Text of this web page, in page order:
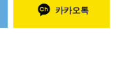
카카오톡